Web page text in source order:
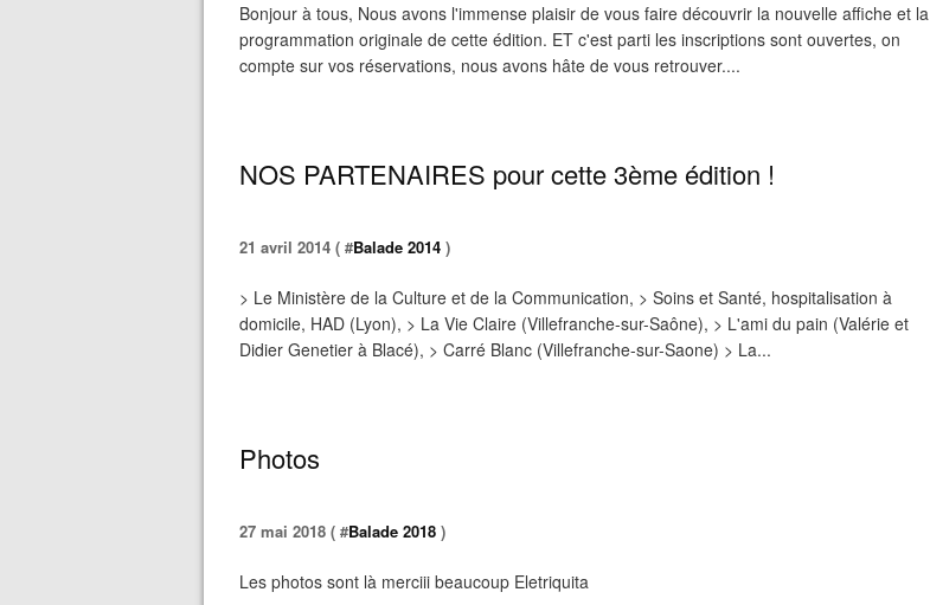
Bonjour à tous, Nous avons l'immense plaisir de vous faire découvrir la nouvelle affiche et la
programmation originale de cette édition. ET c'est parti les inscriptions sont ouvertes, on
compte sur vos réservations, nous avons hâte de vous retrouver....
NOS PARTENAIRES pour cette 3ème édition !
21 avril 2014 ( #Balade 2014 )
> Le Ministère de la Culture et de la Communication, > Soins et Santé, hospitalisation à
domicile, HAD (Lyon), > La Vie Claire (Villefranche-sur-Saône), > L'ami du pain (Valérie et
Didier Genetier à Blacé), > Carré Blanc (Villefranche-sur-Saone) > La...
Photos
27 mai 2018 ( #Balade 2018 )
Les photos sont là merciii beaucoup Eletriquita